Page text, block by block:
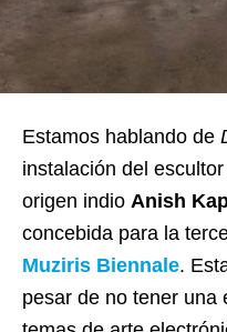
Estamos hablando de
instalación del
origen indio Anish
concebida para la
Muziris Biennale.
pesar de no tener una